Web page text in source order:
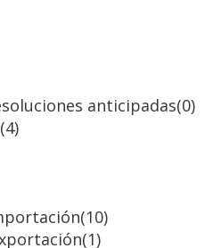
anticipadas(0)
(4)
(10)
(1)